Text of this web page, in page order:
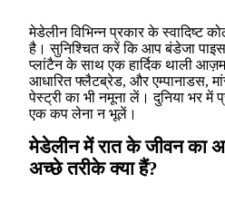
मेडेलीन विभिन्न प्रकार के स्वादिष्ट
है। सुनिश्चित करें कि आप बंडेजा
प्लांटैन के साथ एक हार्दिक थाली
आधारित फ्लैटब्रेड, और एम्पानाडस,
पेस्ट्री का भी नमूना लें। दुनिया भर में
एक कप लेना न भूलें।
मेडेलीन में रात के जीवन
अच्छे तरीके क्या हैं?